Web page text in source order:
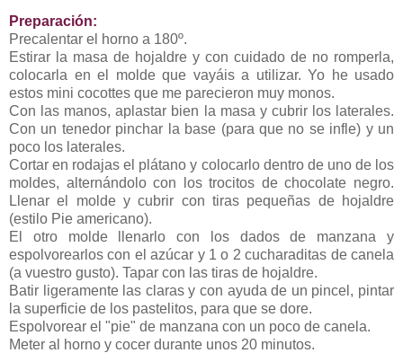
Preparación:
Precalentar el horno a 180º.
Estirar la masa de hojaldre y con cuidado de no romperla,
colocarla en el molde que vayáis a utilizar. Yo he usado
estos mini cocottes que me parecieron muy monos.
Con las manos, aplastar bien la masa y cubrir los laterales.
Con un tenedor pinchar la base (para que no se infle) y un
poco los laterales.
Cortar en rodajas el plátano y colocarlo dentro de uno de los
moldes, alternándolo con los trocitos de chocolate negro.
Llenar el molde y cubrir con tiras pequeñas de hojaldre
(estilo Pie americano).
El otro molde llenarlo con los dados de manzana y
espolvorearlos con el azúcar y 1 o 2 cucharaditas de canela
(a vuestro gusto). Tapar con las tiras de hojaldre.
Batir ligeramente las claras y con ayuda de un pincel, pintar
la superficie de los pastelitos, para que se dore.
Espolvorear el "pie" de manzana con un poco de canela.
Meter al horno y cocer durante unos 20 minutos.